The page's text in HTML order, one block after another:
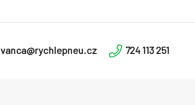
vanca@rychlepneu.cz 724 113 251